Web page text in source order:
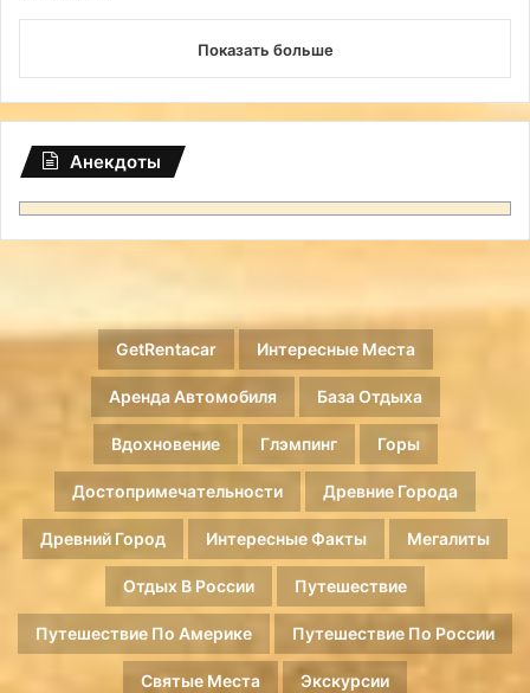
Показать больше
Анекдоты
GetRentacar Интересные Места
Аренда Автомобиля База Отдыха
Вдохновение Глэмпинг Горы
Достопримечательности Древние Города
Древний Город Интересные Факты Мегалиты
Отдых В России Путешествие
Путешествие По Америке Путешествие По России
Святые Места Экскурсии